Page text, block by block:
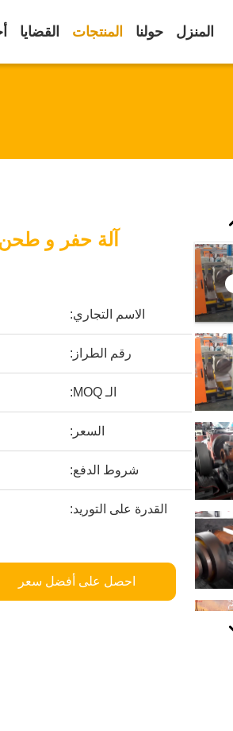
المنزل حولنا المنتجات القضايا
آلة حفر و طحن
الاسم التجاري:
رقم الطراز:
الـ MOQ:
السعر:
شروط الدفع:
القدرة على التوريد:
احصل على أفضل سعر